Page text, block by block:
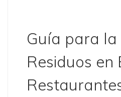
Guía para la
Residuos en